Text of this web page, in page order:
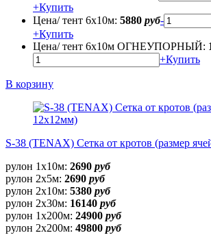
+Купить
Цена/ тент 6х10м: 5880 руб-
+Купить
Цена/ тент 6х10м ОГНЕУПОРНЫЙ:
+Купить
В корзину
S-38 (TENAX) Сетка от кротов (размер
рулон 1х10м: 2690 руб
рулон 2х5м: 2690 руб
рулон 2х10м: 5380 руб
рулон 2х30м: 16140 руб
рулон 1х200м: 24900 руб
рулон 2х200м: 49800 руб